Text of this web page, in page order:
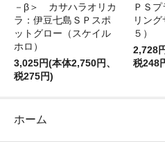
－β＞ カサハラオリカ
ラ：伊豆七島ＳＰスポ
ットグロー（スケイル
ホロ）
3,025円(本体2,750円、
税275円)
ＰＳ
リン
５）
2,728
税248
ホーム